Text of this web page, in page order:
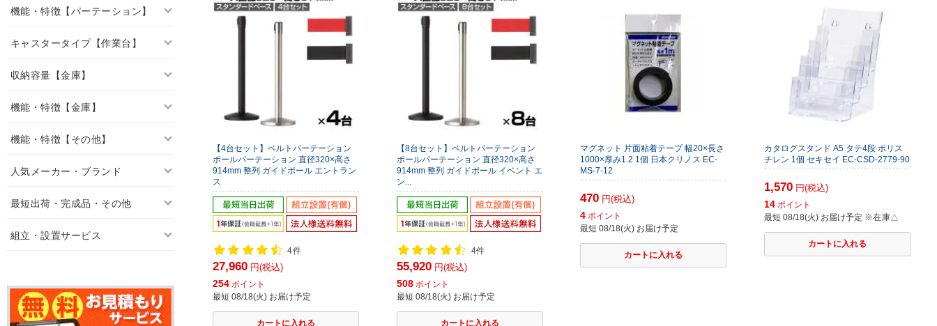
【4台セット】ベルトパーテーション
ポールパーテーション 直径320×高さ
914mm 整列 ガイドポール エントラン
ス
4件
27,960 円(税込)
254 ポイント
最短 08/18(火) お届け予定
【8台セット】ベルトパーテーション
ポールパーテーション 直径320×高さ
914mm 整列 ガイドポール イベント エ
ン...
4件
55,920円(税込)
508 ポイント
最短 08/18(火) お届け予定
マグネット 片面粘着テープ 幅20×長さ
1000×厚み1.2 1個 日本クリノス EC-
MS-7-12
470 円(税込)
4 ポイント
最短 08/18(火) お届け予定
カタログスタンド A5 タテ4段 ポリス
チレン 1個 セキセイ EC-CSD-2779-90
1,570円(税込)
14 ポイント
最短 08/18(火) お届け予定 ※在庫△
機能・特徴【パーテーション】
キャスタータイプ【作業台】
収納容量【金庫】
機能・特徴【金庫】
機能・特徴【その他】
人気メーカー・ブランド
最短出荷・完成品・その他
組立・設置サービス